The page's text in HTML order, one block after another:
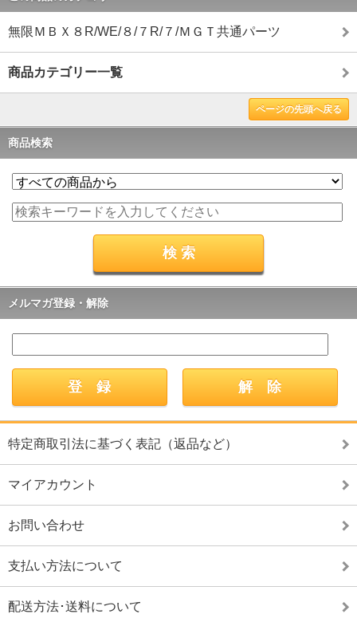
無限ＭＢＸ８R/WE/８/７R/７/ＭＧＴ共通パーツ
商品カテゴリー一覧
ページの先頭へ戻る
商品検索
メルマガ登録・解除
特定商取引法に基づく表記（返品など）
マイアカウント
お問い合わせ
支払い方法について
配送方法･送料について